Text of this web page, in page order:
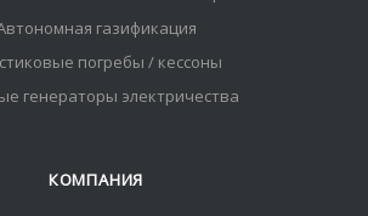
газификация
погребы / кессоны
генераторы электричества
КОМПАНИЯ